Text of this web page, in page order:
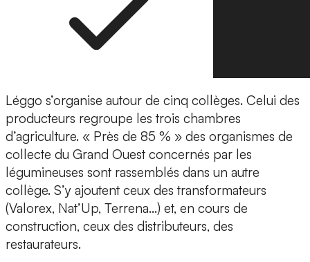
Léggo s’organise autour de cinq collèges. Celui des
producteurs regroupe les trois chambres
d’agriculture. « Près de 85 % » des organismes de
collecte du Grand Ouest concernés par les
légumineuses sont rassemblés dans un autre
collège. S’y ajoutent ceux des transformateurs
(Valorex, Nat’Up, Terrena…) et, en cours de
construction, ceux des distributeurs, des
restaurateurs.